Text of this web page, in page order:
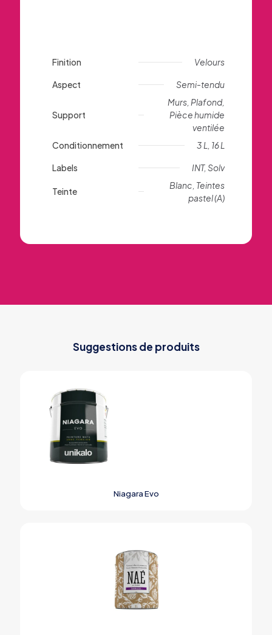
Finition Velours
Aspect Semi-tendu
Support
Murs, Plafond,
Pièce humide
ventilée
Conditionnement
3 L, 16 L
Labels INT, Solv
Teinte
Blanc, Teintes
pastel (A)
Suggestions de produits
Niagara Evo